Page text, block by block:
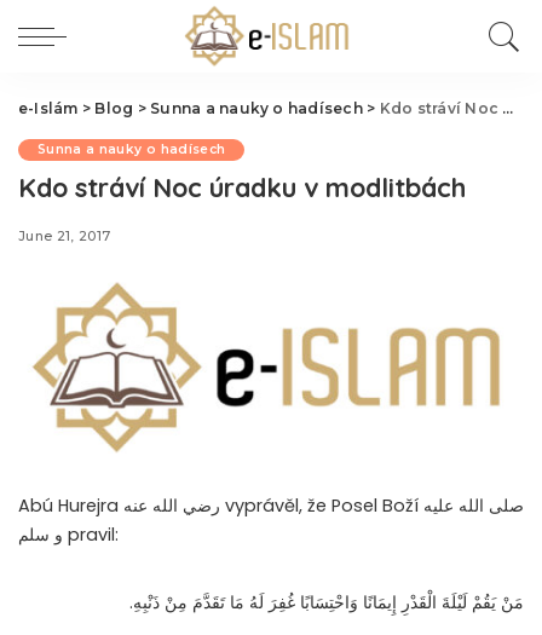
e-Islám > Blog > Sunna a nauky o hadísech> Kdo stráví Noc úradku v modlitbách
Sunna a nauky o hadísech
Kdo stráví Noc úradku v modlitbách
June 21, 2017
Abú Hurejra رضي الله عنه vyprávěl, že Posel Boží صلى الله عليه
و سلم pravil:
مَنْ يَقُمْ لَيْلَةَ الْقَدْرِ إِيمَانًا وَاحْتِسَابًا غُفِرَ لَهُ مَا تَقَدَّمَ مِنْ ذَنْبِهِ.